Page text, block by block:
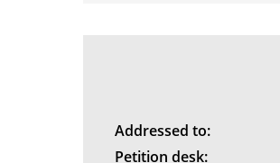
Addressed to:
Petition desk: